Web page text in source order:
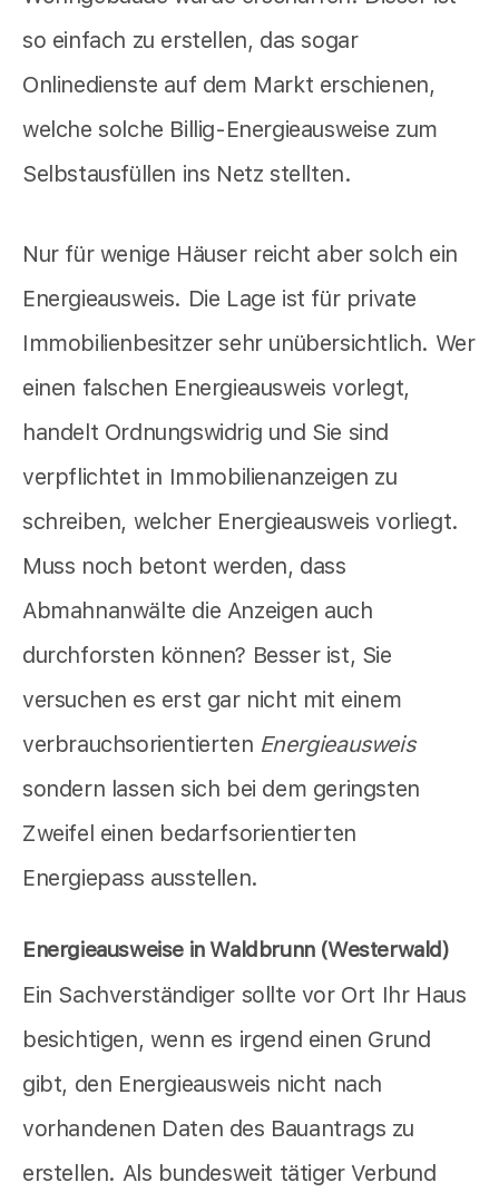
so einfach zu erstellen, das sogar
Onlinedienste auf dem Markt erschienen,
welche solche Billig-Energieausweise zum
Selbstausfüllen ins Netz stellten.
Nur für wenige Häuser reicht aber solch ein
Energieausweis. Die Lage ist für private
Immobilienbesitzer sehr unübersichtlich. Wer
einen falschen Energieausweis vorlegt,
handelt Ordnungswidrig und Sie sind
verpflichtet in Immobilienanzeigen zu
schreiben, welcher Energieausweis vorliegt.
Muss noch betont werden, dass
Abmahnanwälte die Anzeigen auch
durchforsten können? Besser ist, Sie
versuchen es erst gar nicht mit einem
verbrauchsorientierten Energieausweis
sondern lassen sich bei dem geringsten
Zweifel einen bedarfsorientierten
Energiepass ausstellen.
Energieausweise in Waldbrunn (Westerwald)
Ein Sachverständiger sollte vor Ort Ihr Haus
besichtigen, wenn es irgend einen Grund
gibt, den Energieausweis nicht nach
vorhandenen Daten des Bauantrags zu
erstellen. Als bundesweit tätiger Verbund